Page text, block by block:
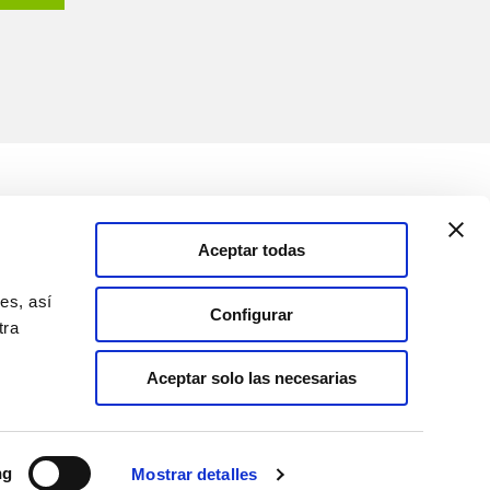
así
Mostrar detalles
Aceptar todas
Configurar
Aceptar solo las necesarias
de comunicación
España